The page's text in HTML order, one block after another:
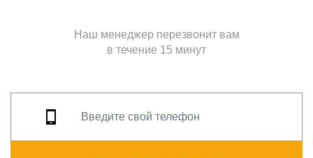
Наш менеджер перезвонит вам
в течение 15 минут